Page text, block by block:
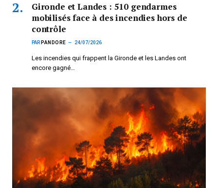
Gironde et Landes : 510 gendarmes
mobilisés face à des incendies hors de
contrôle
PAR PANDORE 24/07/2026
Les incendies qui frappent la Gironde et les Landes ont
encore gagné…